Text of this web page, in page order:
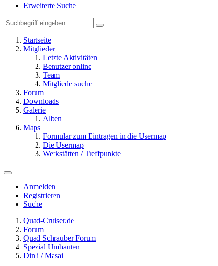
Erweiterte Suche
Startseite
Mitglieder
Letzte Aktivitäten
Benutzer online
Team
Mitgliedersuche
Forum
Downloads
Galerie
Alben
Maps
Formular zum Eintragen in die Usermap
Die Usermap
Werkstätten / Treffpunkte
Anmelden
Registrieren
Suche
Quad-Cruiser.de
Forum
Quad Schrauber Forum
Spezial Umbauten
Dinli / Masai